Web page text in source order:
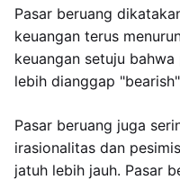
Pasar beruang
keuangan terus
keuangan setuju
lebih dianggap
Pasar beruang juga
irasionalitas dan
jatuh lebih jauh. Pasar